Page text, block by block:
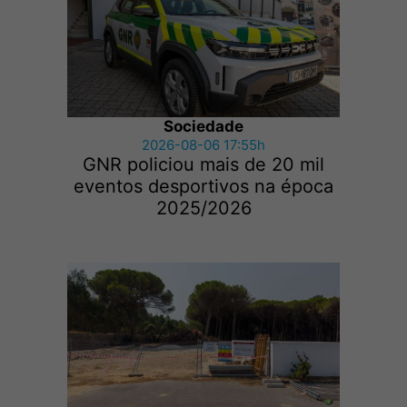
Sociedade
2026-08-06 17:55h
GNR policiou mais de 20 mil
eventos desportivos na época
2025/2026